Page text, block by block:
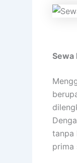
Sewa
tanpa
prima